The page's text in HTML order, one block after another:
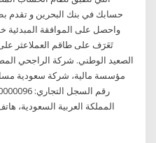
حسابك في بنك البحرين و تقدم
تَعَرَف على طاقم العملاعثر
الصعيد الوطني. شركة الراجحي